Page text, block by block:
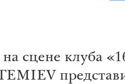
сцене клуба